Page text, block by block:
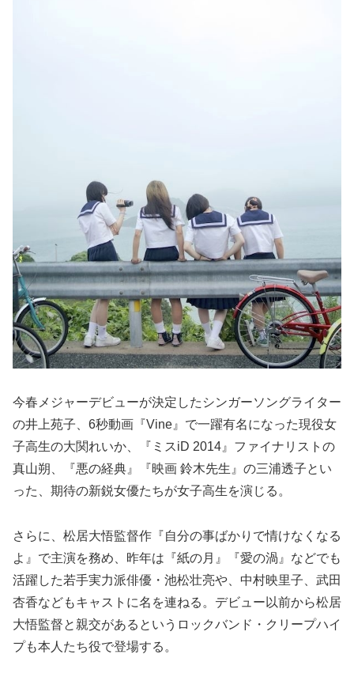
今春メジャーデビューが決定したシンガーソングライター
の井上苑子、6秒動画『Vine』で一躍有名になった現役女
子高生の大関れいか、『ミスiD 2014』ファイナリストの
真山朔、『悪の経典』『映画 鈴木先生』の三浦透子とい
った、期待の新鋭女優たちが女子高生を演じる。
さらに、松居大悟監督作『自分の事ばかりで情けなくなる
よ』で主演を務め、昨年は『紙の月』『愛の渦』などでも
活躍した若手実力派俳優・池松壮亮や、中村映里子、武田
杏香などもキャストに名を連ねる。デビュー以前から松居
大悟監督と親交があるというロックバンド・クリープハイ
プも本人たち役で登場する。